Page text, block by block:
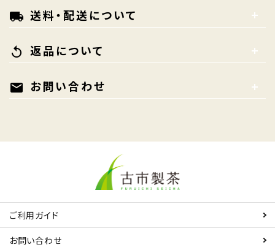
local_shipping 送料・配送について
replay 返品について
mail お問い合わせ
ご利用ガイド
お問い合わせ